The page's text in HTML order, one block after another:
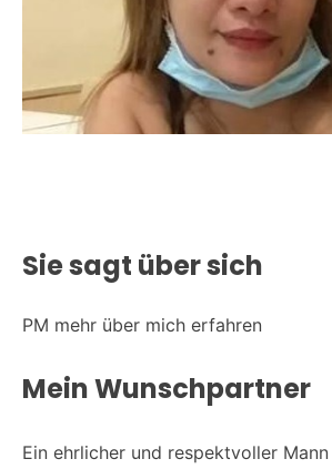
Sie sagt über sich
PM mehr über mich erfahren
Mein Wunschpartner
Ein ehrlicher und respektvoller